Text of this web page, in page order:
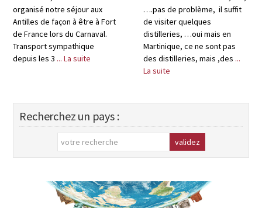
organisé notre séjour aux
Antilles de façon à être à Fort
de France lors du Carnaval.
Transport sympathique
depuis les 3 ... La suite
….pas de problème, il suffit
de visiter quelques
distilleries, …oui mais en
Martinique, ce ne sont pas
des distilleries, mais ,des ...
La suite
Recherchez un pays :